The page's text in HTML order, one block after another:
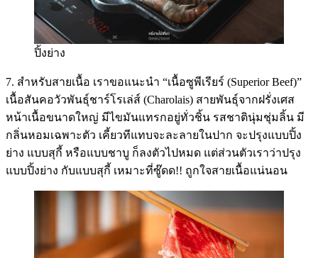
ปิ้งย่าง
7. สำหรับสายเนื้อ เราขอแนะนำ “เนื้อซูพีเรียร์ (Superior Beef)”
เนื้อสันคอวัวพันธุ์ชาร์โรเล่ส์ (Charolais) สายพันธุ์จากฝรั่งเศส
หน้าเนื้อขนาดใหญ่ มีไขมันแทรกอยู่ทั่วชิ้น รสชาตินุ่มชุ่มลิ้น มี
กลิ่นหอมเฉพาะตัว เคี้ยวทีแทบจะละลายในปาก จะปรุงแบบปิ้ง
ย่าง แบบสุกี้ หรือแบบชาบู ก็ลงตัวไปหมด แต่ส่วนตัวเราว่าปรุง
แบบปิ้งย่าง กับแบบสุกี้ เหมาะที่ซู๊ดด!! ถูกใจสายเนื้อแน่นอน